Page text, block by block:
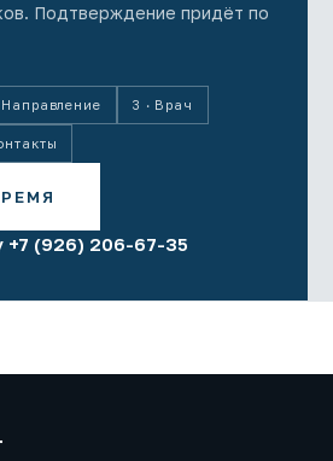
Подтверждение придёт по
Направление 3 · Врач
+7 (926) 206-67-35